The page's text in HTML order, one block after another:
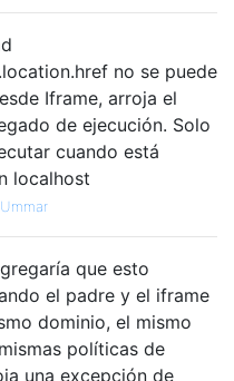
no se puede
Iframe, arroja el
de ejecución. Solo
cuando está
localhost
que esto
el padre y el iframe
dominio, el mismo
políticas de
una excepción de